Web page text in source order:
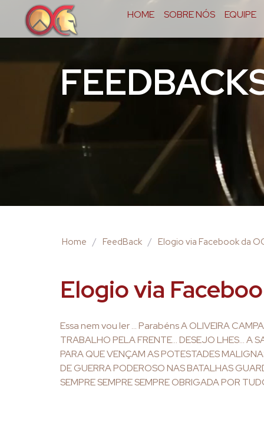
HOME SOBRE NÓS EQUIPE
Home / FeedBack / Elogio via Facebook da
Elogio via
Essa nem vou ler … Parabéns A OLIVEIRA
TRABALHO PELA FRENTE… DESEJO LHES… A
PARA QUE VENÇAM AS POTESTADES
DE GUERRA PODEROSO NAS BATALHAS
SEMPRE SEMPRE SEMPRE OBRIGADA POR